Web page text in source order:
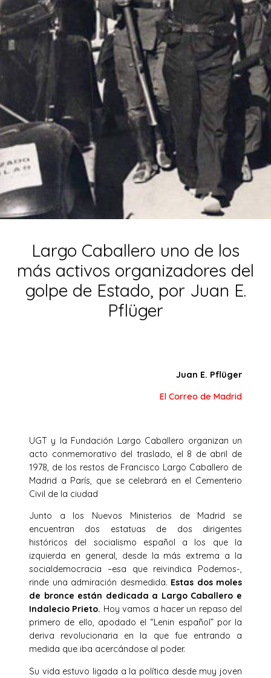
Largo Caballero uno de los
más activos organizadores del
golpe de Estado, por Juan E.
Pflüger
Juan E. Pflüger
El Correo de Madrid
UGT y la Fundación Largo Caballero organizan un
acto conmemorativo del traslado, el 8 de abril de
1978, de los restos de Francisco Largo Caballero de
Madrid a París, que se celebrará en el Cementerio
Civil de la ciudad
Junto a los Nuevos Ministerios de Madrid se
encuentran dos estatuas de dos dirigentes
históricos del socialismo español a los que la
izquierda en general, desde la más extrema a la
socialdemocracia –esa que reivindica Podemos-,
rinde una admiración desmedida. Estas dos moles
de bronce están dedicada a Largo Caballero e
Indalecio Prieto. Hoy vamos a hacer un repaso del
primero de ello, apodado el “Lenin español” por la
deriva revolucionaria en la que fue entrando a
medida que iba acercándose al poder.
Su vida estuvo ligada a la política desde muy joven